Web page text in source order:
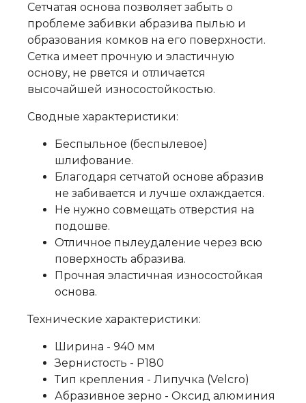
Сетчатая основа позволяет забыть о
проблеме забивки абразива пылью и
образования комков на его поверхности.
Сетка имеет прочную и эластичную
основу, не рвется и отличается
высочайшей износостойкостью.
Сводные характеристики:
Беспыльное (беспылевое)
шлифование.
Благодаря сетчатой основе абразив
не забивается и лучше охлаждается.
Не нужно совмещать отверстия на
подошве.
Отличное пылеудаление через всю
поверхность абразива.
Прочная эластичная износостойкая
основа.
Технические характеристики:
Ширина - 940 мм
Зернистость - P180
Тип крепления - Липучка (Velcro)
Абразивное зерно - Оксид алюминия